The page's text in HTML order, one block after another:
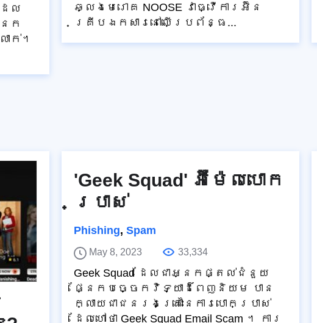
ែល
ក
ាក់។
ឆ្លងមេរោគ NOOSE វាធ្វើការអ៊ិន
គ្រីបឯកសារនៅលើប្រព័ន្ធ...
'Geek Squad' អ៊ីម៉ែលបោក
ប្រាស់
Phishing, Spam
May 8, 2023 33,334
Geek Squad ដែលជាអ្នកផ្តល់ជំនួយ
ផ្នែកបច្ចេកវិទ្យាដ៏ពេញនិយម បាន
ក្លាយជាជនរងគ្រោះនៃការបោកប្រាស់
ដែលហៅថា Geek Squad Email Scam ។ ការ